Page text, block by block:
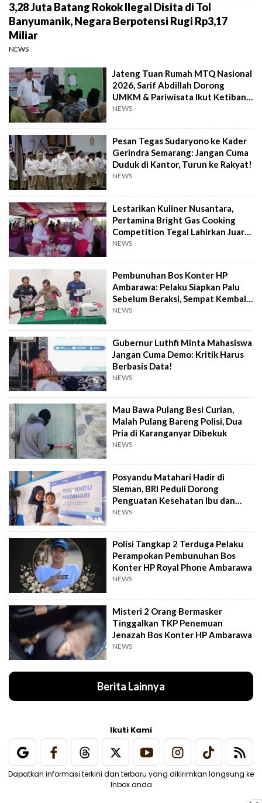
3,28 Juta Batang Rokok Ilegal Disita di Tol
Banyumanik, Negara Berpotensi Rugi Rp3,17
Miliar
NEWS
Jateng Tuan Rumah MTQ Nasional
2026, Sarif Abdillah Dorong
UMKM & Pariwisata Ikut Ketiban
Berkah
NEWS
Pesan Tegas Sudaryono ke Kader
Gerindra Semarang: Jangan Cuma
Duduk di Kantor, Turun ke Rakyat!
NEWS
Lestarikan Kuliner Nusantara,
Pertamina Bright Gas Cooking
Competition Tegal Lahirkan Juara
Baru
NEWS
Pembunuhan Bos Konter HP
Ambarawa: Pelaku Siapkan Palu
Sebelum Beraksi, Sempat Kembali
Datangi TKP
NEWS
Gubernur Luthfi Minta Mahasiswa
Jangan Cuma Demo: Kritik Harus
Berbasis Data!
NEWS
Mau Bawa Pulang Besi Curian,
Malah Pulang Bareng Polisi, Dua
Pria di Karanganyar Dibekuk
NEWS
Posyandu Matahari Hadir di
Sleman, BRI Peduli Dorong
Penguatan Kesehatan Ibu dan
Anak
NEWS
Polisi Tangkap 2 Terduga Pelaku
Perampokan Pembunuhan Bos
Konter HP Royal Phone Ambarawa
NEWS
Misteri 2 Orang Bermasker
Tinggalkan TKP Penemuan
Jenazah Bos Konter HP Ambarawa
NEWS
Berita Lainnya
Ikuti Kami
Dapatkan informasi terkini dan terbaru yang dikirimkan langsung ke
Inbox anda